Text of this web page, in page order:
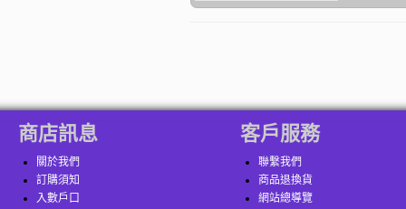
商店訊息
關於我們
訂購須知
入數戶口
客戶服務
聯繫我們
商品退換貨
網站總導覽